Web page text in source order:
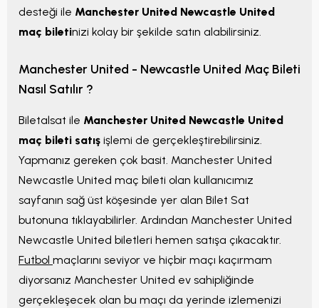
desteği ile Manchester United Newcastle United
maç biletinizi kolay bir şekilde satın alabilirsiniz.
Manchester United - Newcastle United Maç Bileti
Nasıl Satılır ?
Biletalsat ile Manchester United Newcastle United
maç bileti satış işlemi de gerçekleştirebilirsiniz.
Yapmanız gereken çok basit. Manchester United
Newcastle United maç bileti olan kullanıcımız
sayfanın sağ üst köşesinde yer alan Bilet Sat
butonuna tıklayabilirler. Ardından Manchester United
Newcastle United biletleri hemen satışa çıkacaktır.
Futbol maçlarını seviyor ve hiçbir maçı kaçırmam
diyorsanız Manchester United ev sahipliğinde
gerçekleşecek olan bu maçı da yerinde izlemenizi